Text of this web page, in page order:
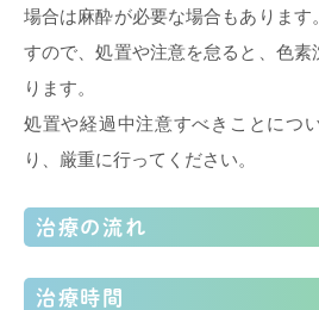
場合は麻酔が必要な場合もあります
すので、処置や注意を怠ると、色素
ります。
処置や経過中注意すべきことにつ
り、厳重に行ってください。
治療の流れ
治療時間